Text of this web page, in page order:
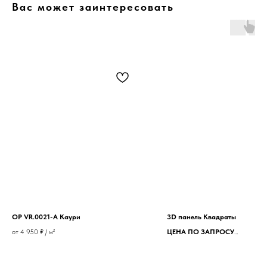
Вас может заинтересовать
OP VR.0021-A Каури
от 4 950 ₽ / м²
3D панель Квадраты
ЦЕНА ПО ЗАПРОСУ